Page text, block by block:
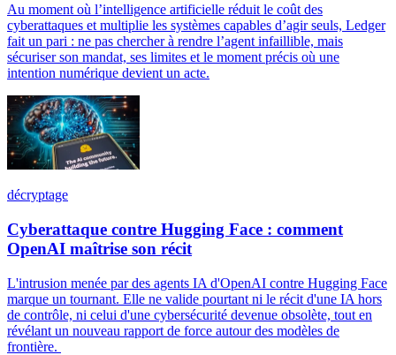
Au moment où l’intelligence artificielle réduit le coût des
cyberattaques et multiplie les systèmes capables d’agir seuls, Ledger
fait un pari : ne pas chercher à rendre l’agent infaillible, mais
sécuriser son mandat, ses limites et le moment précis où une
intention numérique devient un acte.
décryptage
Cyberattaque contre Hugging Face : comment
OpenAI maîtrise son récit
L'intrusion menée par des agents IA d'OpenAI contre Hugging Face
marque un tournant. Elle ne valide pourtant ni le récit d'une IA hors
de contrôle, ni celui d'une cybersécurité devenue obsolète, tout en
révélant un nouveau rapport de force autour des modèles de
frontière.